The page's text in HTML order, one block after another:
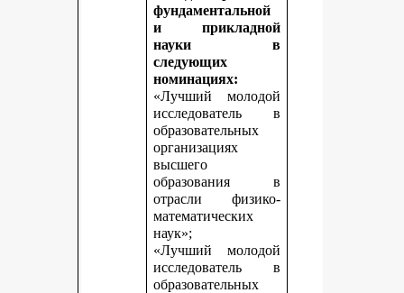
фундаментальной
и прикладной
науки в
следующих
номинациях:
«Лучший молодой
исследователь в
образовательных
организациях
высшего
образования в
отрасли физико-
математических
наук»;
«Лучший молодой
исследователь в
образовательных